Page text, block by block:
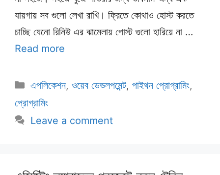
যায়গায় সব গুলো লেখা রাখি। ফ্রিতে কোথাও হোস্ট করতে
চাচ্ছি যেনো রিনিউ এর ঝামেলায় পোস্ট গুলো হারিয়ে না …
Read more
Categories
এপলিকেশন, ওয়েব ডেভলপমেন্ট, পাইথন প্রোগ্রামিং,
প্রোগ্রামিং
Leave a comment